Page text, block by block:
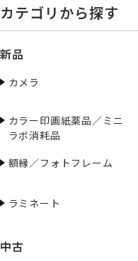
カテゴリから探す
新品
カメラ
カラー印画紙薬品／ミニ
ラボ消耗品
額縁／フォトフレーム
ラミネート
中古